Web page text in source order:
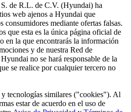
de R.L. de C.V. (Hyundai) ha
web ajenos a Hyundai que
consumidores mediante ofertas falsas.
que esta es la única página oficial de
en la que encontrarás la información
y de nuestra Red de
no se hará responsable de la
se realice por cualquier tercero no
tecnologías similares ("cookies"). Al
estar de acuerdo en el uso de